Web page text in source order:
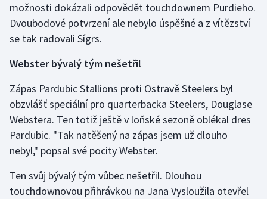
možnosti dokázali odpovědět touchdownem Purdieho.
Dvoubodové potvrzení ale nebylo úspěšné a z vítězství
se tak radovali Sígrs.
Webster bývalý tým nešetřil
Zápas Pardubic Stallions proti Ostravě Steelers byl
obzvlášť speciální pro quarterbacka Steelers, Douglase
Webstera. Ten totiž ještě v loňské sezoně oblékal dres
Pardubic. "Tak natěšený na zápas jsem už dlouho
nebyl," popsal své pocity Webster.
Ten svůj bývalý tým vůbec nešetřil. Dlouhou
touchdownovou přihrávkou na Jana Vysloužila otevřel